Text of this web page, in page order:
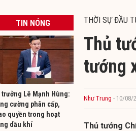
TIN NÓNG
trưởng Lê Mạnh Hùng:
cường phân cấp,
quyền trong hoạt
dầu khí
THỜI SỰ ĐẦU
Thủ
tướng
Như Trung - 10/08/
Thủ tướng